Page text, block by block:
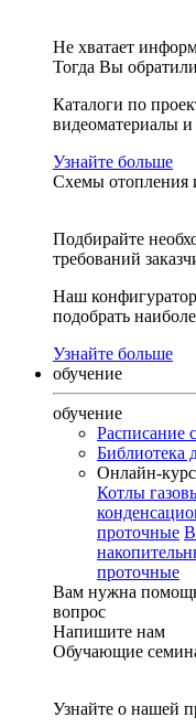
Не хватает
Тогда Вы
Каталоги по
видеоматериалы и
Узнайте больше
Схемы отопления
Подбирайте
требований
Наш
подобрать
Узнайте больше
обучение
обучение
Расписание
Библиотека
Онлайн-
Котлы
проточные
проточные
Вам нужна
вопрос
Напишите нам
Обучающие
Узнайте о нашей